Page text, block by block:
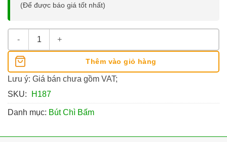
(Để được báo giá tốt nhất)
Bút Chì Bấm Pilot Super Grip 0.7MM số lượng
Thêm vào giỏ hàng
Lưu ý: Giá bán chưa gồm VAT;
SKU:
H187
Danh mục: Bút Chì Bấm